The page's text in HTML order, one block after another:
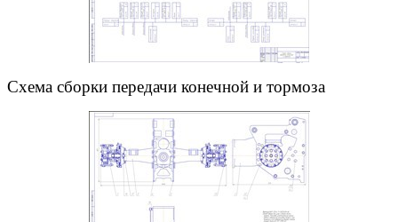
Схема сборки передачи конечной и тормоза